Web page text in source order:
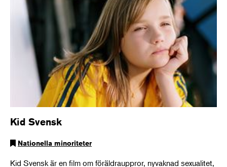
Kid Svensk
Nationella minoriteter
Kid Svensk är en film om föräldrauppror, nyvaknad sexualitet,